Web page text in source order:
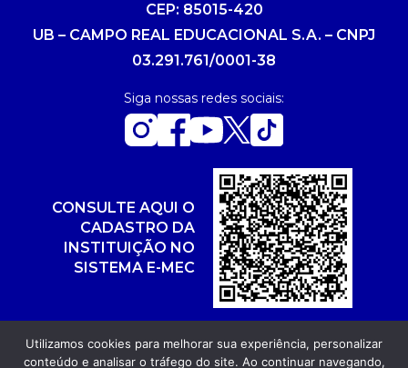
CEP: 85015-420
UB – CAMPO REAL EDUCACIONAL S.A. – CNPJ
03.291.761/0001-38
Siga nossas redes sociais:
CONSULTE AQUI O
CADASTRO DA
INSTITUIÇÃO NO
SISTEMA E-MEC
Utilizamos cookies para melhorar sua experiência, personalizar
conteúdo e analisar o tráfego do site. Ao continuar navegando,